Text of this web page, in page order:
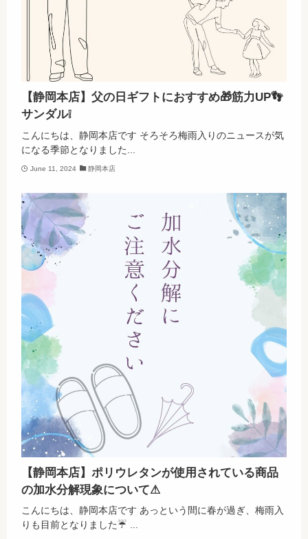
【静岡本店】父の日ギフトにおすすめ🎁筋力UP👣
サンダル❕
こんにちは、静岡本店です そろそろ梅雨入りのニュースが気
になる季節となりました...
June 11, 2024 静岡本店
【静岡本店】ポリウレタンが使用されている商品
の加水分解現象について⚠
こんにちは、静岡本店です あっという間に春が過ぎ、梅雨入
りも目前となりました☔ ...